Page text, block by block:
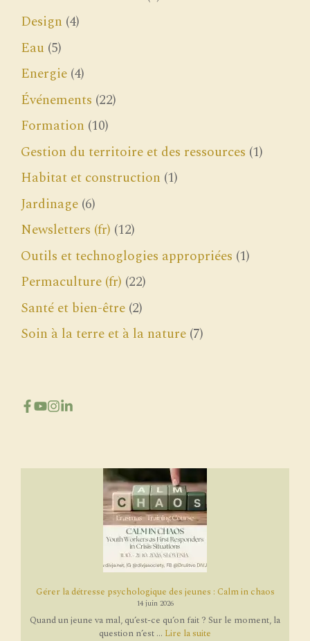
Design (4)
Eau (5)
Energie (4)
Événements (22)
Formation (10)
Gestion du territoire et des ressources (1)
Habitat et construction (1)
Jardinage (6)
Newsletters (fr) (12)
Outils et technoglogies appropriées (1)
Permaculture (fr) (22)
Santé et bien-être (2)
Soin à la terre et à la nature (7)
Gérer la détresse psychologique des jeunes : Calm in chaos
14 juin 2026
Quand un jeune va mal, qu’est-ce qu’on fait ? Sur le moment, la
question n’est ... Lire la suite